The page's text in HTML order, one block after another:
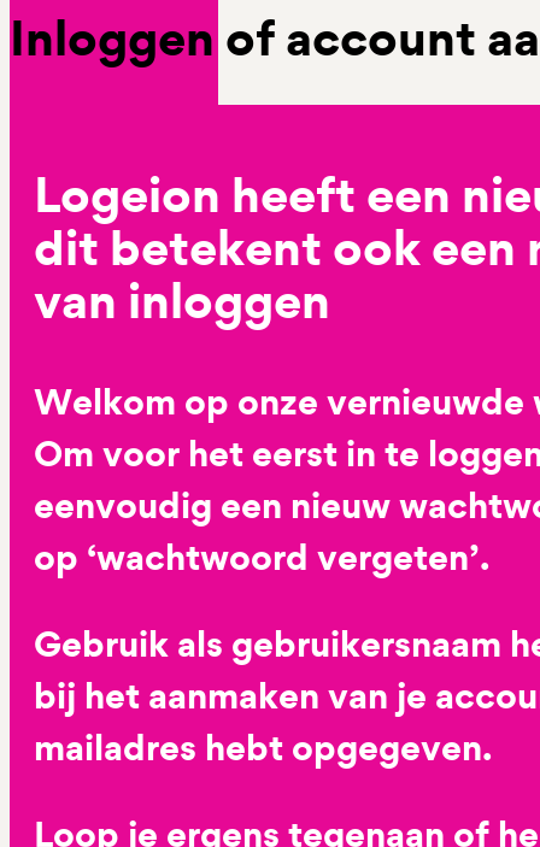
Inloggen of account
Logeion heeft een
dit betekent ook een
van inloggen
Welkom op onze vernieuwde
Om voor het eerst in te
eenvoudig een nieuw
op ‘wachtwoord vergeten’.
Gebruik als gebruikersnaam
bij het aanmaken van je
mailadres hebt opgegeven.
Loop je ergens tegenaan of